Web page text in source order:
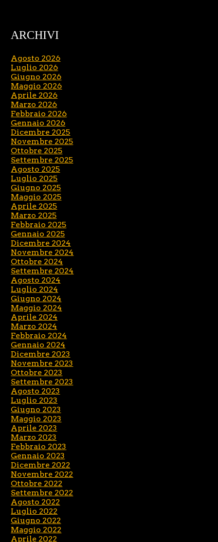
ARCHIVI
Agosto 2026
Luglio 2026
Giugno 2026
Maggio 2026
Aprile 2026
Marzo 2026
Febbraio 2026
Gennaio 2026
Dicembre 2025
Novembre 2025
Ottobre 2025
Settembre 2025
Agosto 2025
Luglio 2025
Giugno 2025
Maggio 2025
Aprile 2025
Marzo 2025
Febbraio 2025
Gennaio 2025
Dicembre 2024
Novembre 2024
Ottobre 2024
Settembre 2024
Agosto 2024
Luglio 2024
Giugno 2024
Maggio 2024
Aprile 2024
Marzo 2024
Febbraio 2024
Gennaio 2024
Dicembre 2023
Novembre 2023
Ottobre 2023
Settembre 2023
Agosto 2023
Luglio 2023
Giugno 2023
Maggio 2023
Aprile 2023
Marzo 2023
Febbraio 2023
Gennaio 2023
Dicembre 2022
Novembre 2022
Ottobre 2022
Settembre 2022
Agosto 2022
Luglio 2022
Giugno 2022
Maggio 2022
Aprile 2022